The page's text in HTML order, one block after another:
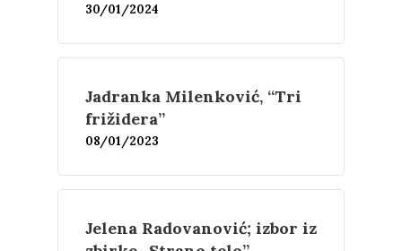
30/01/2024
Jadranka Milenković, “Tri
frižidera”
08/01/2023
Jelena Radovanović; izbor iz